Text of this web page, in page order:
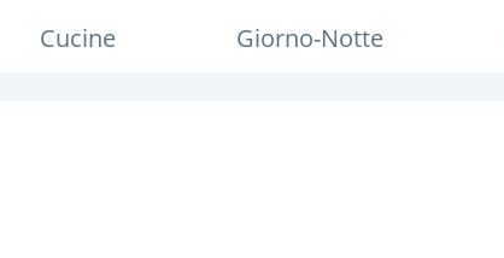
Cucine Giorno-Notte